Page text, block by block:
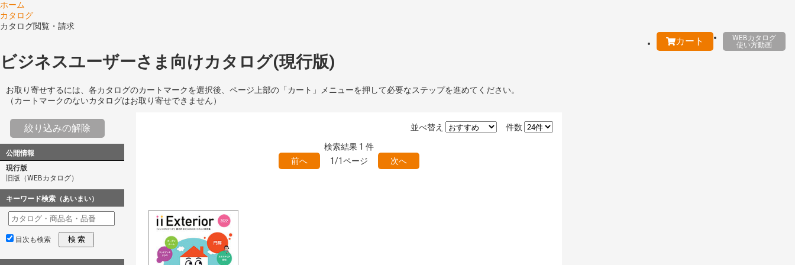
ホーム
カタログ
カタログ閲覧・請求
カート
WEBカタログ
使い方動画
ビジネスユーザーさま向けカタログ(現行版)
お取り寄せするには、各カタログのカートマークを選択後、ページ上部の「カート」メニューを押して必要なステップを進めてください。
（カートマークのないカタログはお取り寄せできません）
絞り込みの解除
公開情報
現行版
旧版（WEBカタログ）
キーワード検索（あいまい）
目次も検索 検 索
件数
並べ替え
検索結果 1 件
前へ
1/1ページ 次へ